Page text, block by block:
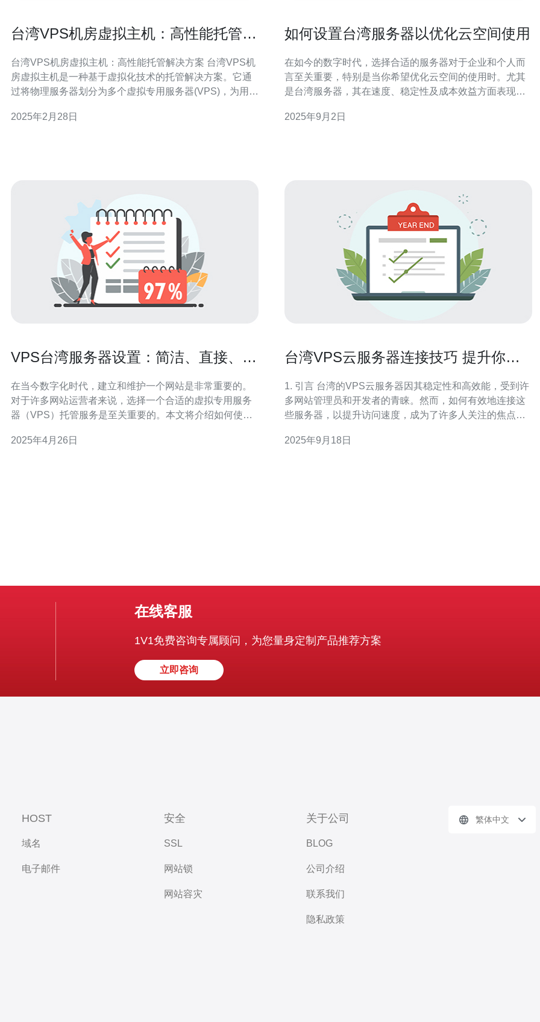
台湾VPS机房虚拟主机：高性能托管解
台湾VPS机房虚拟主机：高性能托管解决方案 台湾VPS机
房虚拟主机是一种基于虚拟化技术的托管解决方案。它通
过将物理服务器划分为多个虚拟专用服务器(VPS)，为用户
主机不仅具备高性能和可靠性，还能够满足用户对数据隐
2025年2月28日
如何设置台湾服务器以优化云空间使用
在如今的数字时代，选择合适的服务器对于企业和个人而
言至关重要，特别是当你希望优化云空间的使用时。尤其
是台湾服务器，其在速度、稳定性及成本效益方面表现出
佳性能、最低成本，同时确保你的云空间使用效率最大
2025年9月2日
VPS台湾服务器设置：简洁、直接、适
在当今数字化时代，建立和维护一个网站是非常重要的。
对于许多网站运营者来说，选择一个合适的虚拟专用服务
器（VPS）托管服务是至关重要的。本文将介绍如何使用
（SEO）的设置。 选择台湾作为服务器位置有许多好处。
2025年4月26日
台湾VPS云服务器连接技巧 提升你的
1. 引言 台湾的VPS云服务器因其稳定性和高效能，受到许
多网站管理员和开发者的青睐。然而，如何有效地连接这
些服务器，以提升访问速度，成为了许多人关注的焦点。
性能，提升用户体验。 2. 理解VPS和云服务器的基本概念
2025年9月18日
在线客服
1V1免费咨询专属顾问，为您量身定制产品推荐方案
立即咨询
HOST
域名
电子邮件
安全
SSL
网站锁
网站容灾
关于公司
BLOG
公司介绍
联系我们
隐私政策
繁体中文